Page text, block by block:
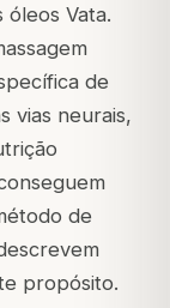
Vata.
de
vias neurais,
de
propósito.